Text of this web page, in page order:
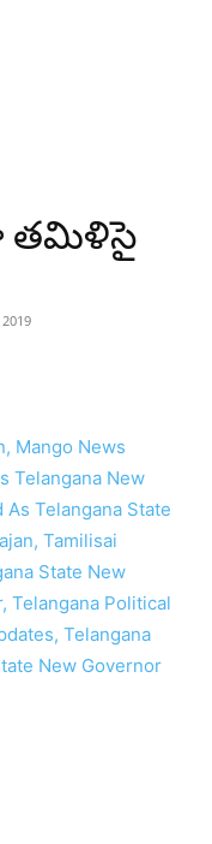
తమిళిసై